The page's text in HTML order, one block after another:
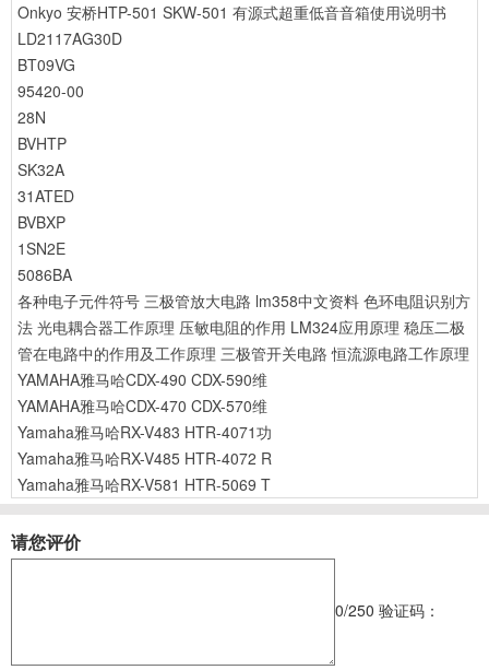
Onkyo 安桥HTP-501 SKW-501 有源式超重低音音箱使用说明书
LD2117AG30D
BT09VG
95420-00
28N
BVHTP
SK32A
31ATED
BVBXP
1SN2E
5086BA
各种电子元件符号 三极管放大电路 lm358中文资料 色环电阻识别方
法 光电耦合器工作原理 压敏电阻的作用 LM324应用原理 稳压二极
管在电路中的作用及工作原理 三极管开关电路 恒流源电路工作原理
YAMAHA雅马哈CDX-490 CDX-590维
YAMAHA雅马哈CDX-470 CDX-570维
Yamaha雅马哈RX-V483 HTR-4071功
Yamaha雅马哈RX-V485 HTR-4072 R
Yamaha雅马哈RX-V581 HTR-5069 T
请您评价
0/250 验证码：